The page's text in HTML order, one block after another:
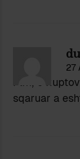
27
Flm, e
sqaruar a